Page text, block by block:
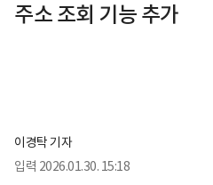
주소 조회 기능 추가
이경탁 기자
입력 2026.01.30. 15:18